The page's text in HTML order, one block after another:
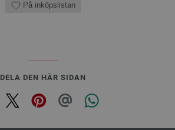
På inköpslistan
DELA DEN HÄR SIDAN